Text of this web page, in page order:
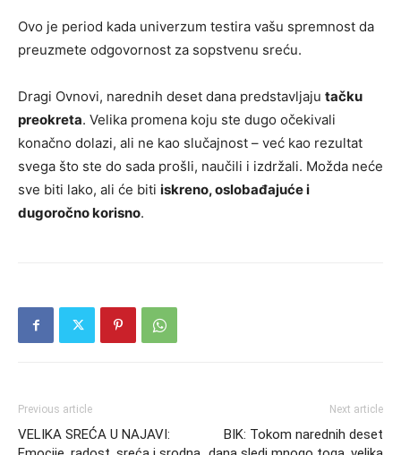
Ovo je period kada univerzum testira vašu spremnost da
preuzmete odgovornost za sopstvenu sreću.
Dragi Ovnovi, narednih deset dana predstavljaju tačku
preokreta. Velika promena koju ste dugo očekivali
konačno dolazi, ali ne kao slučajnost – već kao rezultat
svega što ste do sada prošli, naučili i izdržali. Možda neće
sve biti lako, ali će biti iskreno, oslobađajuće i
dugoročno korisno.
Previous article
VELIKA SREĆA U NAJAVI:
Next article
BIK: Tokom narednih deset